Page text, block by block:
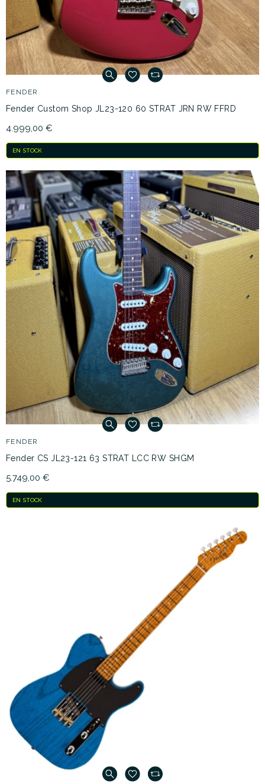
FENDER
Fender Custom Shop JL23-120 60 STRAT JRN RW FFRD
4.999,00 €
EN STOCK
FENDER
Fender CS JL23-121 63 STRAT LCC RW SHGM
5.749,00 €
EN STOCK